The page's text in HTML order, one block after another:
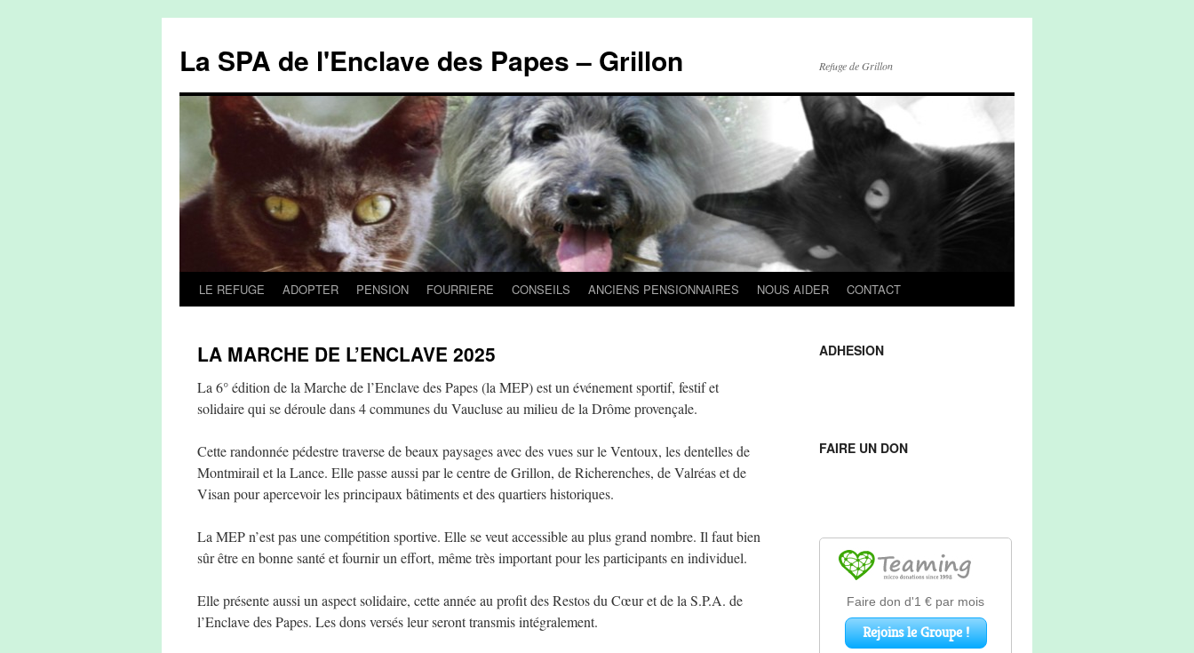
La SPA de l'Enclave des Papes – Grillon Refuge de Grillon
Aller
contenu
LE REFUGE ADOPTER PENSION FOURRIERE CONSEILS ANCIENS PENSIONNAIRES NOUS AIDER CONTACT
LA MARCHE DE L’ENCLAVE 2025
La 6° édition de la Marche de l’Enclave des Papes (la MEP) est un événement sportif, festif et
solidaire qui se déroule dans 4 communes du Vaucluse au milieu de la Drôme provençale.
Cette randonnée pédestre traverse de beaux paysages avec des vues sur le Ventoux, les dentelles de
Montmirail et la Lance. Elle passe aussi par le centre de Grillon, de Richerenches, de Valréas et de
Visan pour apercevoir les principaux bâtiments et des quartiers historiques.
La MEP n’est pas une compétition sportive. Elle se veut accessible au plus grand nombre. Il faut bien
sûr être en bonne santé et fournir un effort, même très important pour les participants en individuel.
Elle présente aussi un aspect solidaire, cette année au profit des Restos du Cœur et de la S.P.A. de
l’Enclave des Papes. Les dons versés leur seront transmis intégralement.
ADHESION
FAIRE UN DON